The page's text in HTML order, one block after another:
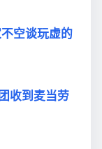
空谈玩虚的
收到麦当劳